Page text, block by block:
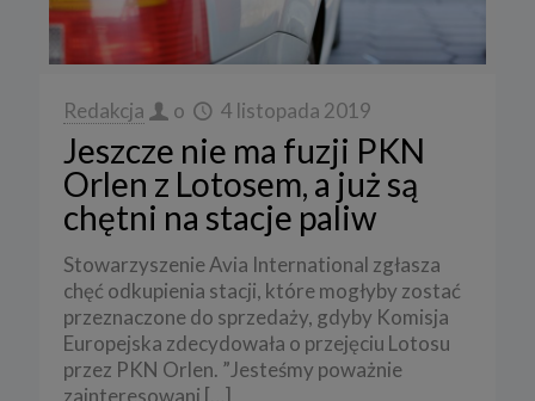
Redakcja o 4 listopada 2019
Jeszcze nie ma fuzji PKN
Orlen z Lotosem, a już są
chętni na stacje paliw
Stowarzyszenie Avia International zgłasza
chęć odkupienia stacji, które mogłyby zostać
przeznaczone do sprzedaży, gdyby Komisja
Europejska zdecydowała o przejęciu Lotosu
przez PKN Orlen. ”Jesteśmy poważnie
zainteresowani […]